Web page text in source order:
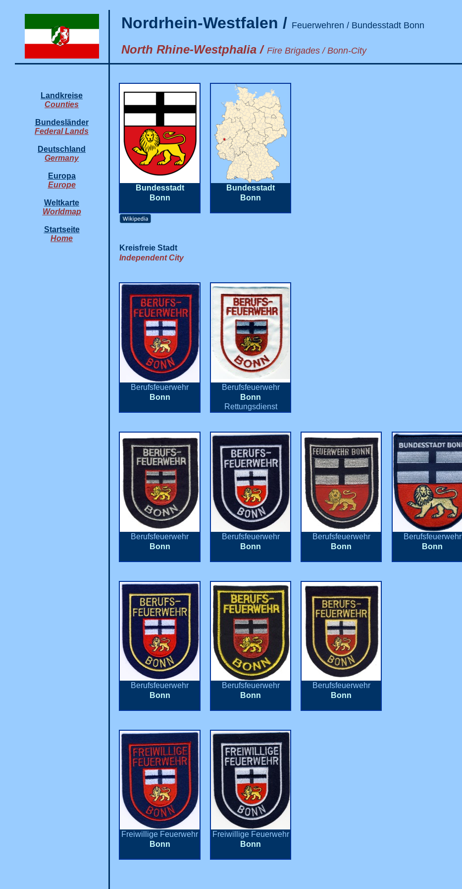
Nordrhein-Westfalen / Feuerwehren / Bundesstadt Bonn
North Rhine-Westphalia / Fire Brigades / Bonn-City
Landkreise
Counties
Bundesländer
Federal Lands
Deutschland
Germany
Europa
Europe
Weltkarte
Worldmap
Startseite
Home
Bundesstadt
Bundesstadt
Bonn
Bonn
Kreisfreie Stadt
Independent City
Berufsfeuerwehr
Berufsfeuerwehr
Bonn
Bonn
Rettungsdienst
Berufsfeuerwehr Berufsfeuerwehr Berufsfeuerwehr
Berufsfeuerwehr
Bonn
Bonn Bonn Bonn
Berufsfeuerwehr Berufsfeuerwehr
Berufsfeuerwehr
Bonn
Bonn Bonn
Freiwillige Feuerwehr
Freiwillige Feuerwehr
Bonn
Bonn